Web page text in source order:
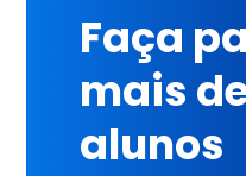
Faça
mais
alunos